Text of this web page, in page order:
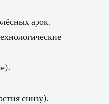
арок.
снизу).